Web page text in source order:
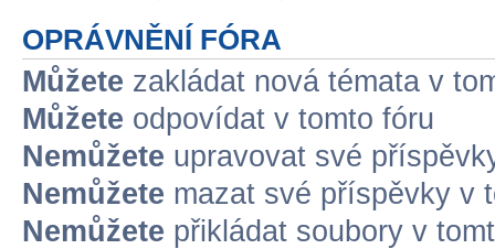
OPRÁVNĚNÍ FÓRA
Můžete zakládat nová témata v
Můžete odpovídat v tomto fóru
Nemůžete upravovat své
Nemůžete mazat své příspěvky v
Nemůžete přikládat soubory v